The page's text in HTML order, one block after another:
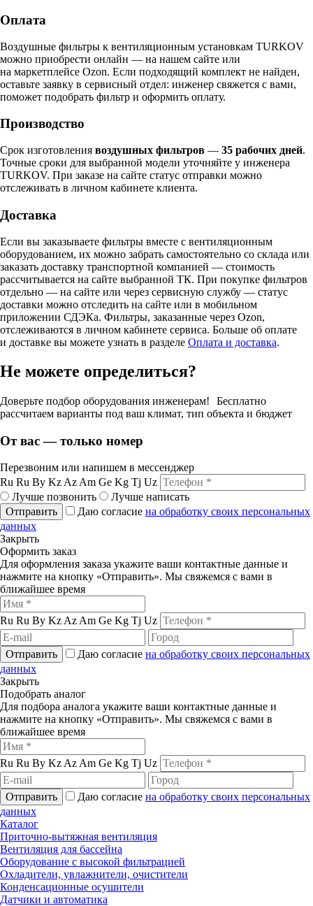
Оплата
Воздушные фильтры к вентиляционным установкам TURKOV
можно приобрести онлайн — на нашем сайте или
на маркетплейсе Ozon. Если подходящий комплект не найден,
оставьте заявку в сервисный отдел: инженер свяжется с вами,
поможет подобрать фильтр и оформить оплату.
Производство
Срок изготовления воздушных фильтров — 35 рабочих дней.
Точные сроки для выбранной модели уточняйте у инженера
TURKOV. При заказе на сайте статус отправки можно
отслеживать в личном кабинете клиента.
Доставка
Если вы заказываете фильтры вместе с вентиляционным
оборудованием, их можно забрать самостоятельно со склада или
заказать доставку транспортной компанией — стоимость
рассчитывается на сайте выбранной ТК. При покупке фильтров
отдельно — на сайте или через сервисную службу — статус
доставки можно отследить на сайте или в мобильном
приложении СДЭКа. Фильтры, заказанные через Ozon,
отслеживаются в личном кабинете сервиса. Больше об оплате
и доставке вы можете узнать в разделе Оплата и доставка.
Не можете определиться?
Доверьте подбор оборудования инженерам! Бесплатно
рассчитаем варианты под ваш климат, тип объекта и бюджет
От вас — только номер
Перезвоним или напишем в мессенджер
Ru Ru By Kz Az Am Ge Kg Tj Uz
Лучше позвонить
Лучше написать
Отправить
Даю согласие на обработку своих персональных
данных
Закрыть
Оформить заказ
Для оформления заказа укажите ваши контактные данные и
нажмите на кнопку «Отправить». Мы свяжемся с вами в
ближайшее время
Ru Ru By Kz Az Am Ge Kg Tj Uz
Отправить Даю согласие на обработку своих персональных
данных
Закрыть
Подобрать аналог
Для подбора аналога укажите ваши контактные данные и
нажмите на кнопку «Отправить». Мы свяжемся с вами в
ближайшее время
Ru Ru By Kz Az Am Ge Kg Tj Uz
Отправить Даю согласие на обработку своих персональных
данных
Каталог
Приточно-вытяжная вентиляция
Вентиляция для бассейна
Оборудование с высокой фильтрацией
Охладители, увлажнители, очистители
Конденсационные осушители
Датчики и автоматика